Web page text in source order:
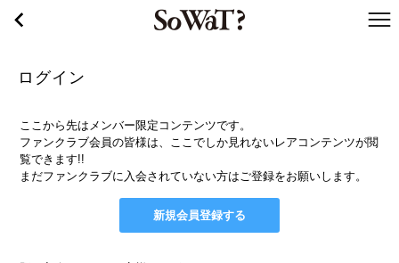
ログイン
ここから先はメンバー限定コンテンツです。
ファンクラブ会員の皆様は、ここでしか見れないレアコンテンツが閲
覧できます!!
まだファンクラブに入会されていない方はご登録をお願いします。
新規会員登録する